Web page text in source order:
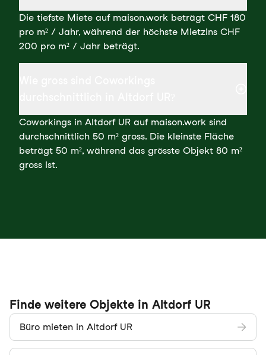
Die tiefste Miete auf maison.work beträgt CHF 180
pro m² / Jahr, während der höchste Mietzins CHF
200 pro m² / Jahr beträgt.
Coworkings in Altdorf UR auf maison.work sind
durchschnittlich 50 m² gross. Die kleinste Fläche
beträgt 50 m², während das grösste Objekt 80 m²
gross ist.
Finde weitere Objekte in Altdorf UR
Büro mieten in Altdorf UR